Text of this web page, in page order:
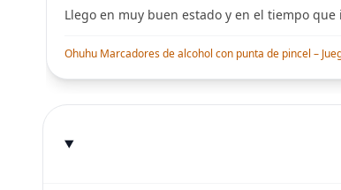
Llego en muy buen estado y en el tiempo
Ohuhu Marcadores de alcohol con punta de pincel –